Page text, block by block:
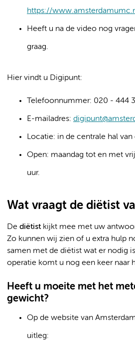
https://
Heeft u na de video nog
graag.
Hier vindt u Digipunt:
Telefoonnummer: 020 - 444
E-mailadres:
Locatie: in de centrale hal van
Open: maandag tot en met
uur.
Wat vraagt de diëtist
De diëtistkijkt mee met uw
Zo kunnen wij zien of u extra hulp
samen met de diëtist wat er nodig
operatie komt u nog een keer naar
Heeft u moeite met het
gewicht?
Op de website van
uitleg: